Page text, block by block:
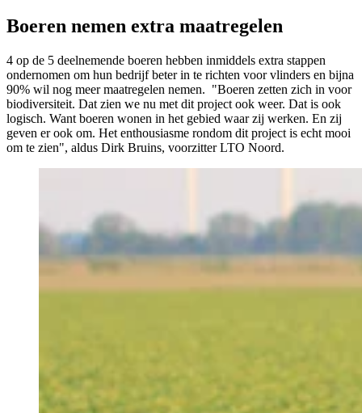
Boeren nemen extra maatregelen
4 op de 5 deelnemende boeren hebben inmiddels extra stappen
ondernomen om hun bedrijf beter in te richten voor vlinders en bijna
90% wil nog meer maatregelen nemen. "Boeren zetten zich in voor
biodiversiteit. Dat zien we nu met dit project ook weer. Dat is ook
logisch. Want boeren wonen in het gebied waar zij werken. En zij
geven er ook om. Het enthousiasme rondom dit project is echt mooi
om te zien", aldus Dirk Bruins, voorzitter LTO Noord.